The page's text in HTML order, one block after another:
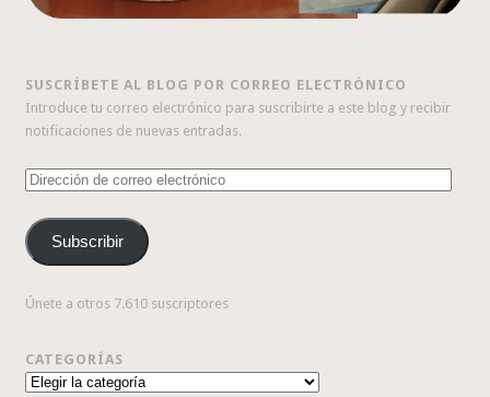
SUSCRÍBETE AL BLOG POR CORREO ELECTRÓNICO
Introduce tu correo electrónico para suscribirte a este blog y recibir
notificaciones de nuevas entradas.
Dirección
correo
electrónico
Subscribir
Únete a otros 7.610 suscriptores
CATEGORÍAS
Categorías